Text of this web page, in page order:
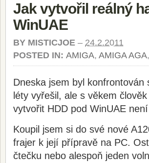
Jak vytvořil reálný
WinUAE
BY MISTICJOE – 24.2.2011
POSTED IN: AMIGA, AMIGA AGA,
Dneska jsem byl
léty vyřešil, ale s věkem
vytvořit HDD pod WinUAE
Koupil jsem si do své nové
frajer k její přípravě na PC.
čtečku nebo alespoň jeden